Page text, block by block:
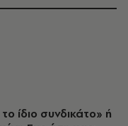
ίδιο συνδικάτο» ή